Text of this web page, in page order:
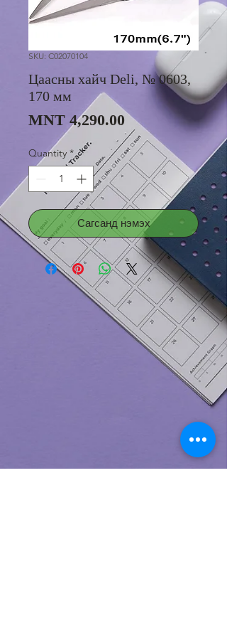
SKU: C02070104
Цаасны хайч Deli, № 0603,
170 мм
MNT 4,290.00Price
Quantity *
Сагсанд нэмэх